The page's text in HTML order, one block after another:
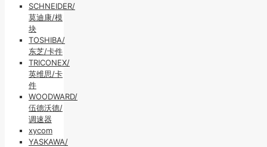
SCHNEIDER/
莫迪康/模
块
TOSHIBA/
东芝/卡件
TRICONEX/
英维思/卡
件
WOODWARD/
伍德沃德/
调速器
xycom
YASKAWA/